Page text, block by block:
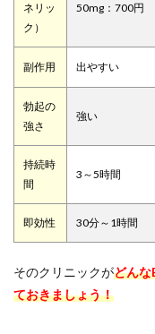
ネリッ
ク）
50mg：700円
副作用 出やすい
勃起の
強さ
強い
持続時
間
3～5時間
即効性 30分～1時間
そのクリニックがどんな
ておきましょう！